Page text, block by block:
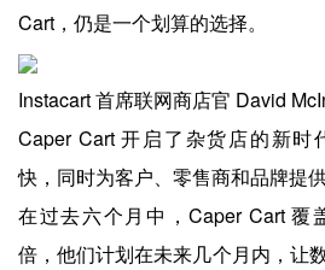
Cart，仍是一个划算的选择。
Instacart 首席联网商店官 David
Caper Cart 开启了杂货店的新
快，同时为客户、零售商和品牌提供
在过去六个月中，Caper Cart 覆
倍，他们计划在未来几个月内，让